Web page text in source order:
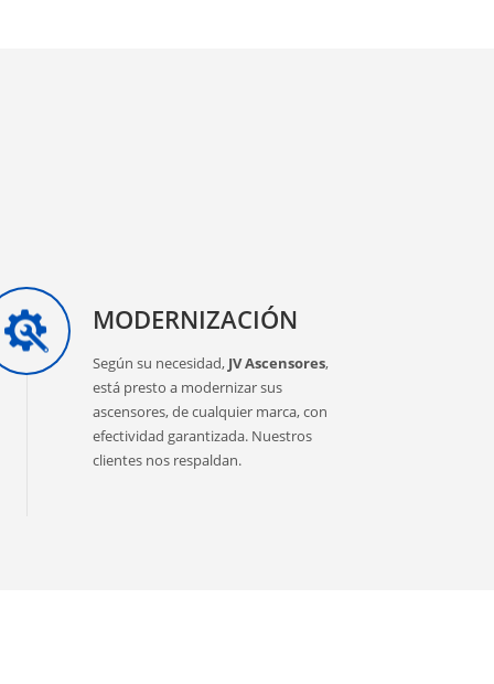
MODERNIZACIÓN
Según su necesidad, JV Ascensores,
está presto a modernizar sus
ascensores, de cualquier marca, con
efectividad garantizada. Nuestros
clientes nos respaldan.